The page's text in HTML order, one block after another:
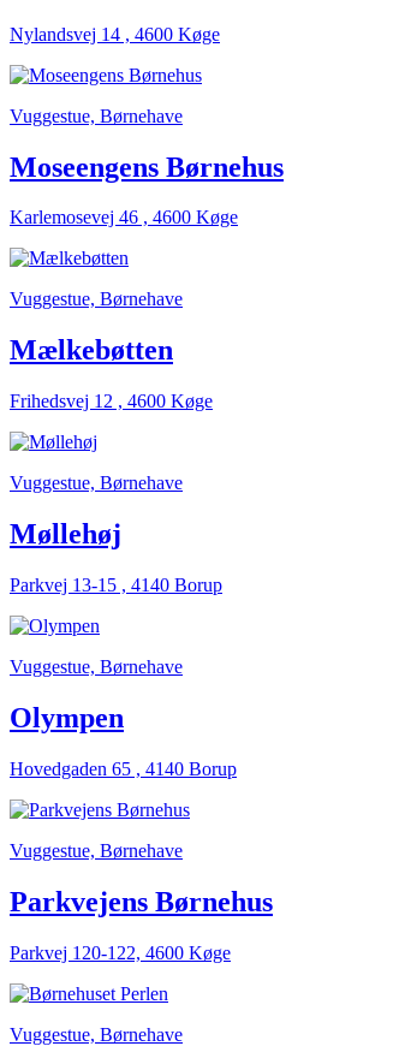
Nylandsvej 14 , 4600 Køge
Vuggestue, Børnehave
Moseengens Børnehus
Karlemosevej 46 , 4600 Køge
Vuggestue, Børnehave
Mælkebøtten
Frihedsvej 12 , 4600 Køge
Vuggestue, Børnehave
Møllehøj
Parkvej 13-15 , 4140 Borup
Vuggestue, Børnehave
Olympen
Hovedgaden 65 , 4140 Borup
Vuggestue, Børnehave
Parkvejens Børnehus
Parkvej 120-122, 4600 Køge
Vuggestue, Børnehave